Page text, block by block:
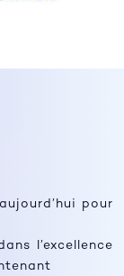
pour
l’excellence